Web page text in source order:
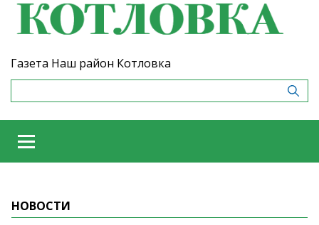
Газета Наш район Котловка
НОВОСТИ